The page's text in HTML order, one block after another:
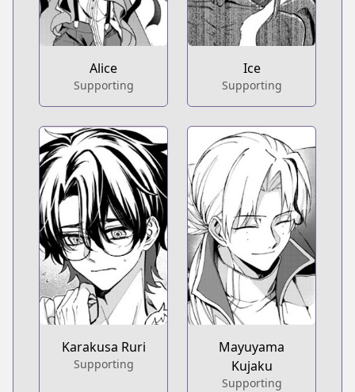
Alice
Supporting
Ice
Supporting
Karakusa Ruri
Supporting
Mayuyama
Kujaku
Supporting